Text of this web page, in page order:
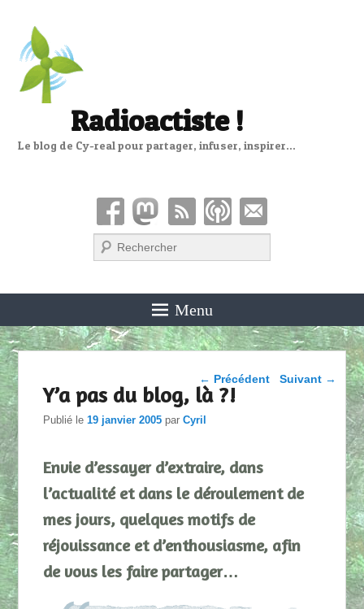
Radioactiste !
Le blog de Cy-real pour partager, infuser, inspirer…
Recherche
Menu
Parcourir les articles
← Précédent Suivant →
Y’a pas du blog, là ?!
Publié le19 janvier 2005 parCyril
Envie d’essayer d’extraire, dans
l’actualité et dans le déroulement de
mes jours, quelques motifs de
réjouissance et d’enthousiasme, afin
de vous les faire partager…